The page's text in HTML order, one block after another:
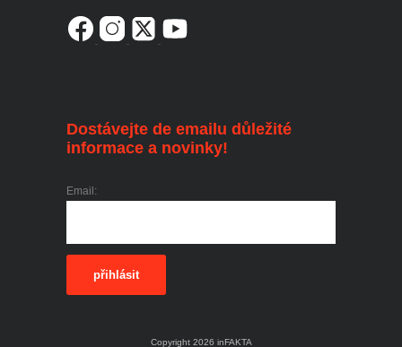
Dostávejte de emailu důležité
informace a novinky!
Email:
přihlásit
Copyright 2026 inFAKTA